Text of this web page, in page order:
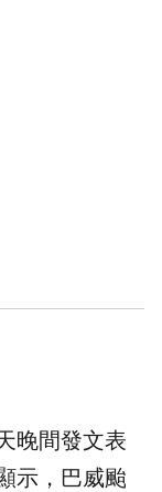
晚間發文表
示， 巴威颱